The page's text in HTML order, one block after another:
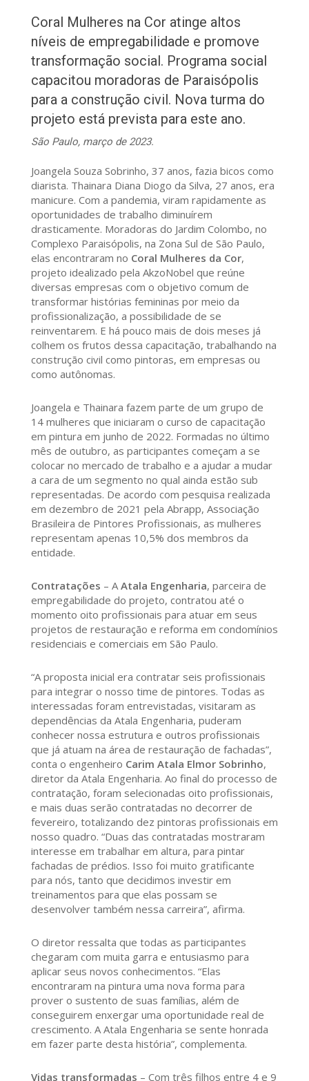
Coral Mulheres na Cor atinge altos
níveis de empregabilidade e promove
transformação social. Programa social
capacitou moradoras de Paraisópolis
para a construção civil. Nova turma do
projeto está prevista para este ano.
São Paulo, março de 2023.
Joangela Souza Sobrinho, 37 anos, fazia bicos como
diarista. Thainara Diana Diogo da Silva, 27 anos, era
manicure. Com a pandemia, viram rapidamente as
oportunidades de trabalho diminuírem
drasticamente. Moradoras do Jardim Colombo, no
Complexo Paraisópolis, na Zona Sul de São Paulo,
elas encontraram no Coral Mulheres da Cor,
projeto idealizado pela AkzoNobel que reúne
diversas empresas com o objetivo comum de
transformar histórias femininas por meio da
profissionalização, a possibilidade de se
reinventarem. E há pouco mais de dois meses já
colhem os frutos dessa capacitação, trabalhando na
construção civil como pintoras, em empresas ou
como autônomas.
Joangela e Thainara fazem parte de um grupo de
14 mulheres que iniciaram o curso de capacitação
em pintura em junho de 2022. Formadas no último
mês de outubro, as participantes começam a se
colocar no mercado de trabalho e a ajudar a mudar
a cara de um segmento no qual ainda estão sub
representadas. De acordo com pesquisa realizada
em dezembro de 2021 pela Abrapp, Associação
Brasileira de Pintores Profissionais, as mulheres
representam apenas 10,5% dos membros da
entidade.
Contratações – AAtala Engenharia, parceira de
empregabilidade do projeto, contratou até o
momento oito profissionais para atuar em seus
projetos de restauração e reforma em condomínios
residenciais e comerciais em São Paulo.
“A proposta inicial era contratar seis profissionais
para integrar o nosso time de pintores. Todas as
interessadas foram entrevistadas, visitaram as
dependências da Atala Engenharia, puderam
conhecer nossa estrutura e outros profissionais
que já atuam na área de restauração de fachadas”,
conta o engenheiro Carim Atala Elmor Sobrinho,
diretor da Atala Engenharia. Ao final do processo de
contratação, foram selecionadas oito profissionais,
e mais duas serão contratadas no decorrer de
fevereiro, totalizando dez pintoras profissionais em
nosso quadro. “Duas das contratadas mostraram
interesse em trabalhar em altura, para pintar
fachadas de prédios. Isso foi muito gratificante
para nós, tanto que decidimos investir em
treinamentos para que elas possam se
desenvolver também nessa carreira”, afirma.
O diretor ressalta que todas as participantes
chegaram com muita garra e entusiasmo para
aplicar seus novos conhecimentos. “Elas
encontraram na pintura uma nova forma para
prover o sustento de suas famílias, além de
conseguirem enxergar uma oportunidade real de
crescimento. A Atala Engenharia se sente honrada
em fazer parte desta história”, complementa.
Vidas transformadas – Com três filhos entre 4 e 9